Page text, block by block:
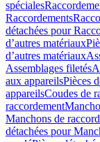
spéciales
Raccordements
détachées pour
d’autres matériaux
d’autres matériaux
Assemblages filetés
aux appareilsPièces
appareilsCoudes de
raccordement
Manchons de
détachées pour